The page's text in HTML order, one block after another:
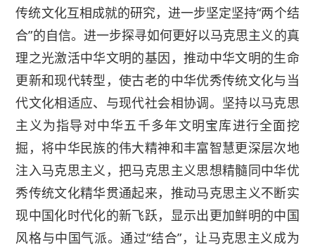
传统文化互相成就的研究，进一步坚定坚持“两个结
合”的自信。进一步探寻如何更好以马克思主义的真
理之光激活中华文明的基因，推动中华文明的生命
更新和现代转型，使古老的中华优秀传统文化与当
代文化相适应、与现代社会相协调。坚持以马克思
主义为指导对中华五千多年文明宝库进行全面挖
掘，将中华民族的伟大精神和丰富智慧更深层次地
注入马克思主义，把马克思主义思想精髓同中华优
秀传统文化精华贯通起来，推动马克思主义不断实
现中国化时代化的新飞跃，显示出更加鲜明的中国
风格与中国气派。通过“结合”，让马克思主义成为